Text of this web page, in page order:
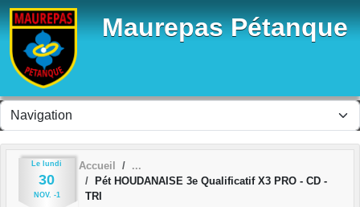
Maurepas Pétanque
Le lundi
30
NOV. -1
Accueil
Pét HOUDANAISE 3e Qualificatif X3 PRO - CD -
TRI
Panneau de gestion des cookies